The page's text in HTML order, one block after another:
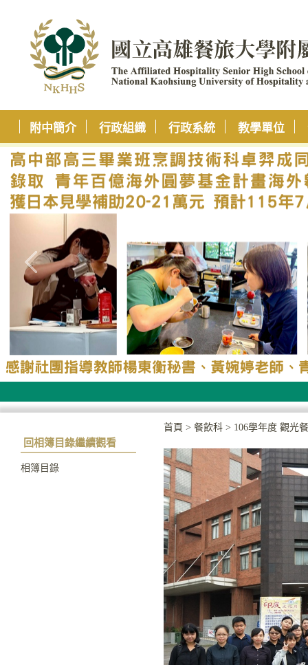
附中簡介 行政組織 行政系統 教學單位
回相簿目錄繼續觀看
相簿目錄
首頁 > 餐飲科 > 106學年度 觀光